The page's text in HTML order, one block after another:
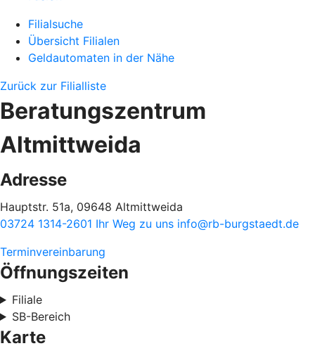
Filialsuche
Übersicht Filialen
Geldautomaten in der Nähe
Zurück zur Filialliste
Beratungszentrum
Altmittweida
Adresse
Hauptstr. 51a, 09648 Altmittweida
03724 1314-2601 Ihr Weg zu uns info@rb-burgstaedt.de
Terminvereinbarung
Öffnungszeiten
Filiale
SB-Bereich
Karte